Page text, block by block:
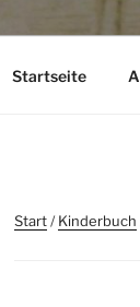
Startseite
Start/Kinderbuch